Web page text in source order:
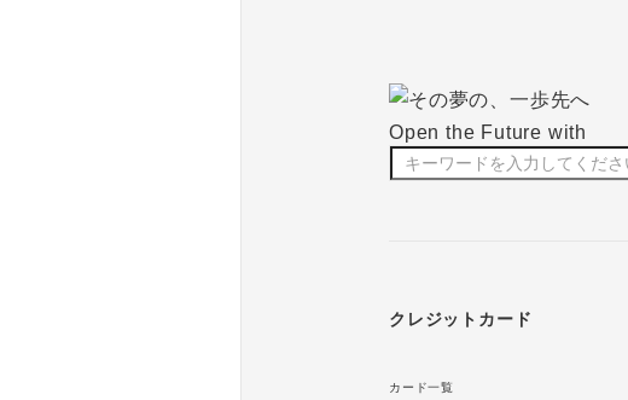
クレジットカード
カード一覧